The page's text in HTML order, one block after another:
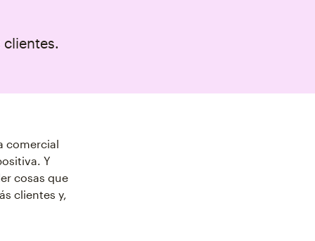
comercial
Y
cosas que
clientes y,